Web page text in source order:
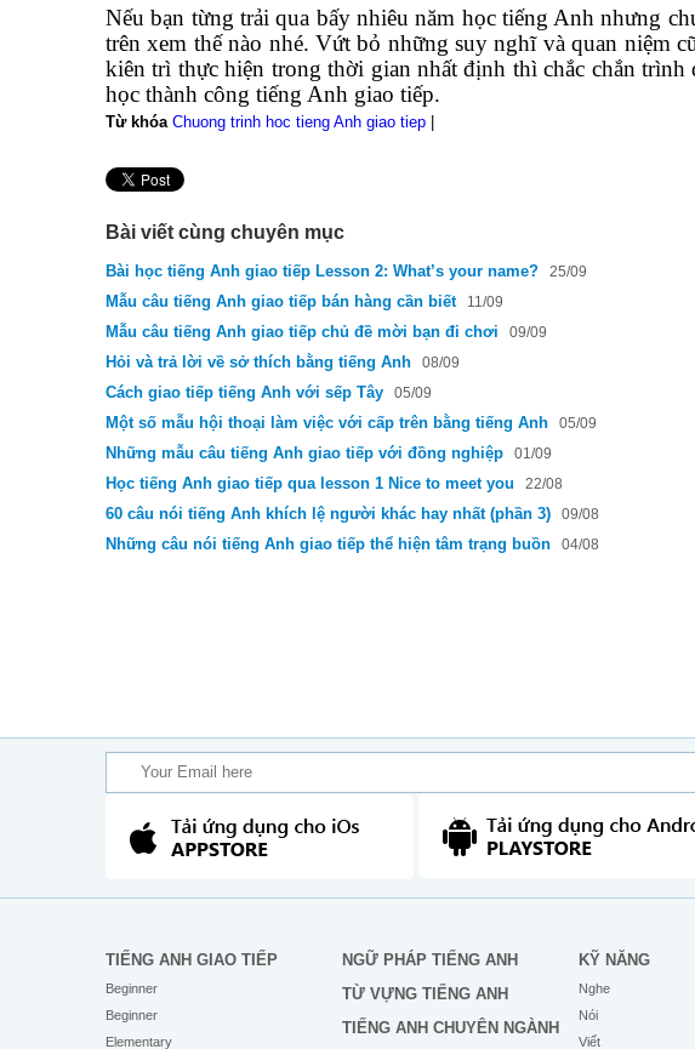
Nếu bạn từng trải qua bấy nhiêu năm học tiếng Anh nhưng
trên xem thế nào nhé. Vứt bỏ những suy nghĩ và quan niệm
kiên trì thực hiện trong thời gian nhất định thì chắc chắn trình
học thành công tiếng Anh giao tiếp.
Từ khóa Chuong trinh hoc tieng Anh giao tiep
Bài viết cùng chuyên mục
Bài học tiếng Anh giao tiếp Lesson 2: What’s your name? 25/09
Mẫu câu tiếng Anh giao tiếp bán hàng cần biết 11/09
Mẫu câu tiếng Anh giao tiếp chủ đề mời bạn đi chơi 09/09
Hỏi và trả lời về sở thích bằng tiếng Anh 08/09
Cách giao tiếp tiếng Anh với sếp Tây 05/09
Một số mẫu hội thoại làm việc với cấp trên bằng tiếng Anh 05/09
Những mẫu câu tiếng Anh giao tiếp với đồng nghiệp 01/09
Học tiếng Anh giao tiếp qua lesson 1 Nice to meet you 22/08
60 câu nói tiếng Anh khích lệ người khác hay nhất (phần 3) 09/08
Những câu nói tiếng Anh giao tiếp thể hiện tâm trạng buồn 04/08
TIẾNG ANH GIAO TIẾP
Beginner
Beginner
Elementary
NGỮ PHÁP TIẾNG ANH
TỪ VỰNG TIẾNG ANH
TIẾNG ANH CHUYÊN NGÀNH
KỸ NĂNG
Nghe
Nói
Viết